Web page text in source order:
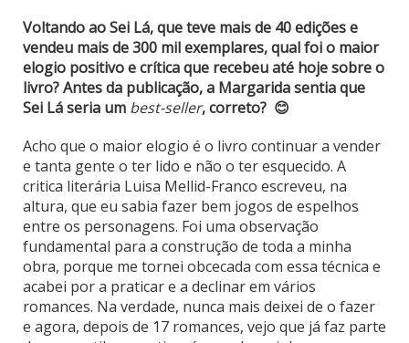
Voltando ao Sei Lá, que teve mais de 40 edições e
vendeu mais de 300 mil exemplares, qual foi o maior
elogio positivo e crítica que recebeu até hoje sobre o
livro?Antes da publicação, a Margarida sentia que
Sei Lá seria um best-seller, correto? 😊
Acho que o maior elogio é o livro continuar a vender
e tanta gente o ter lido e não o ter esquecido. A
critica literária Luisa Mellid-Franco escreveu, na
altura, que eu sabia fazer bem jogos de espelhos
entre os personagens. Foi uma observação
fundamental para a construção de toda a minha
obra, porque me tornei obcecada com essa técnica e
acabei por a praticar e a declinar em vários
romances. Na verdade, nunca mais deixei de o fazer
e agora, depois de 17 romances, vejo que já faz parte